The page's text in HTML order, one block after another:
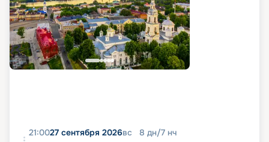
21:0027 сентября 2026вс 8 дн/7 нч